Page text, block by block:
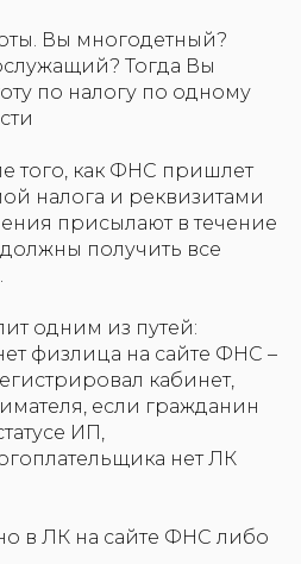
Вы многодетный?
Тогда Вы
по налогу по одному
того, как ФНС пришлет
налога и реквизитами
присылают в течение
получить все
одним из путей:
физлица на сайте ФНС –
кабинет,
если гражданин
ИП,
нет ЛК
в ЛК на сайте ФНС либо